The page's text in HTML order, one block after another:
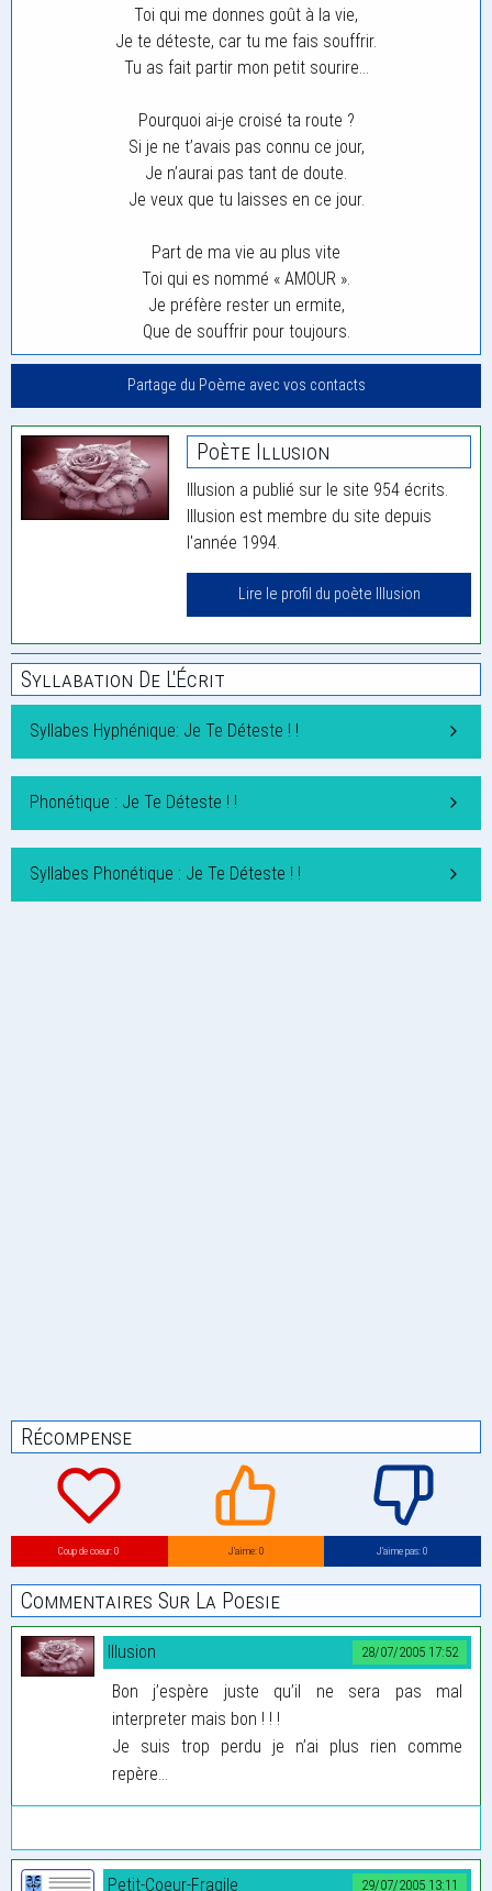
Toi qui me donnes goût à la vie,
Je te déteste, car tu me fais souffrir.
Tu as fait partir mon petit sourire…
Pourquoi ai-je croisé ta route ?
Si je ne t’avais pas connu ce jour,
Je n’aurai pas tant de doute.
Je veux que tu laisses en ce jour.
Part de ma vie au plus vite
Toi qui es nommé « AMOUR ».
Je préfère rester un ermite,
Que de souffrir pour toujours.
Partage du Poème avec vos contacts
Poète Illusion
Illusion a publié sur le site 954 écrits.
Illusion est membre du site depuis
l'année 1994.
Lire le profil du poète Illusion
Syllabation De L'Écrit
Syllabes Hyphénique: Je Te Déteste ! !
Phonétique : Je Te Déteste ! !
Syllabes Phonétique : Je Te Déteste ! !
Récompense
Coup de coeur: 0 J’aime: 0 J’aime pas: 0
Commentaires Sur La Poesie
28/07/2005 17:52
Illusion
Bon j’espère juste qu’il ne sera pas mal
interpreter mais bon ! ! !
Je suis trop perdu je n’ai plus rien comme
repère...
29/07/2005 13:11
Petit-Coeur-Fragile